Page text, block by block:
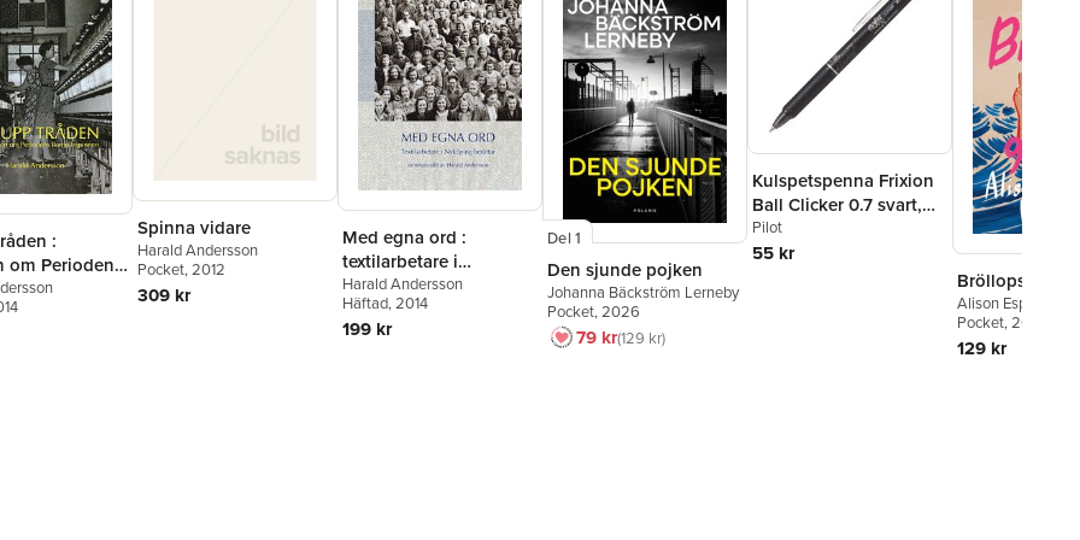
:
om Periodens
Spinna vidare
Harald Andersson
Pocket, 2012
309 kr
Med egna ord :
textilarbetare i
Nyköping berättar
Harald Andersson
Häftad, 2014
199 kr
Del 1
Den sjunde pojken
Johanna Bäckström Lerneby
Pocket, 2026
79 kr129 kr
Kulspetspenna Frixion
Ball Clicker 0.7 svart,
raderbar
Pilot
55 kr
Alison Espach
Pocket, 2026
129 kr